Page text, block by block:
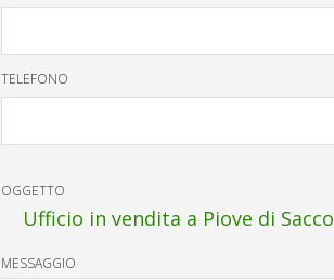
TELEFONO
OGGETTO
Ufficio in vendita a Piove di Sacco
MESSAGGIO